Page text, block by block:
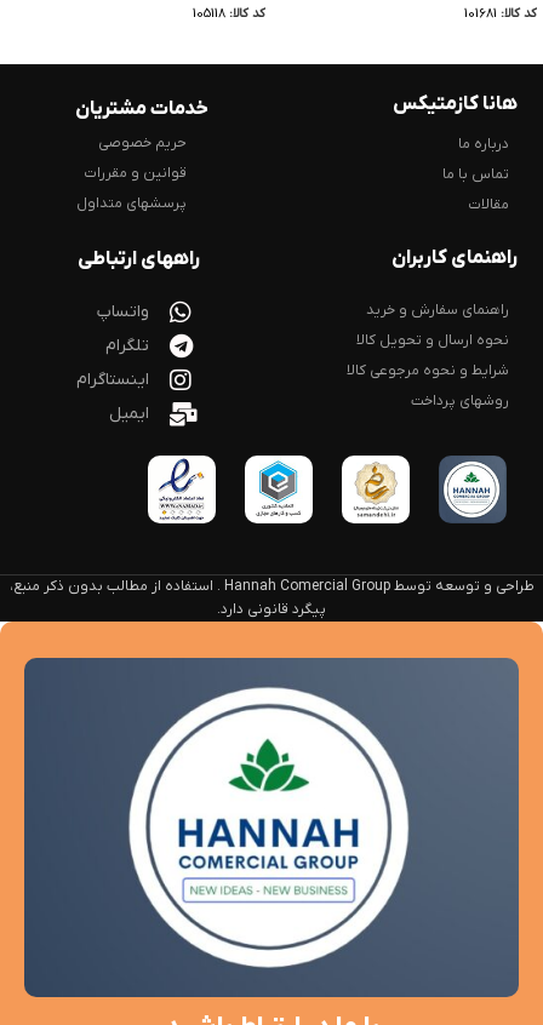
کد کالا: 101681 کد کالا: 105118
هانا کازمتیکس
درباره ما
تماس با ما
مقالات
خدمات مشتریان
حریم خصوصی
قوانین و مقررات
پرسشهای متداول
راهنمای کاربران
راهنمای سفارش و خرید
نحوه ارسال و تحویل کالا
شرایط و نحوه مرجوعی کالا
روشهای پرداخت
راههای ارتباطی
واتساپ
تلگرام
اینستاگرام
ایمیل
طراحی و توسعه توسط Hannah Comercial Group . استفاده از مطالب بدون ذکر منبع،
پیگرد قانونی دارد.